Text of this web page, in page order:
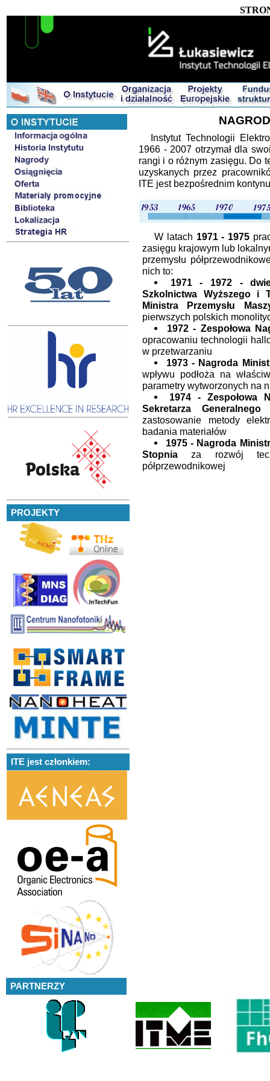
PROJEKTY
ITE jest członkiem:
Instytut Technologii
1966 - 2007 otrzymał dla
rangi i o różnym zasięgu. Do
uzyskanych przez
ITE jest bezpośrednim
W latach 1971 - 1975
zasięgu krajowym lub
przemysłu
nich to:
1971 - 1972 -
Szkolnictwa Wyższego i
Ministra Przemysłu
pierwszych polskich
1972 - Zespołowa
opracowaniu technologii
w przetwarzaniu
1973 - Nagroda
wpływu podłoża na
parametry wytworzonych na
1974 - Zespołowa
Sekretarza
zastosowanie metody
badania materiałów
1975 - Nagroda
Stopnia za rozwój
półprzewodnikowej
PARTNERZY